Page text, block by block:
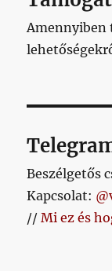
Amennyiben
Beszélgetős
Kapcsolat:
//Mi ez és